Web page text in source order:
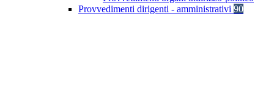
Provvedimenti dirigenti - amministrativi 90